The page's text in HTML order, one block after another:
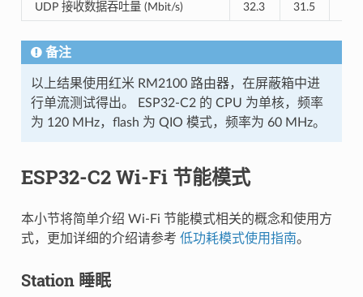
UDP 接收数据吞吐量 (Mbit/s) 32.3 31.5
备注
以上结果使用红米 RM2100 路由器，在屏蔽箱中进
行单流测试得出。 ESP32-C2 的 CPU 为单核，频率
为 120 MHz，flash 为 QIO 模式，频率为 60 MHz。
ESP32-C2 Wi-Fi 节能模式
本小节将简单介绍 Wi-Fi 节能模式相关的概念和使用方
式，更加详细的介绍请参考 低功耗模式使用指南。
Station 睡眠